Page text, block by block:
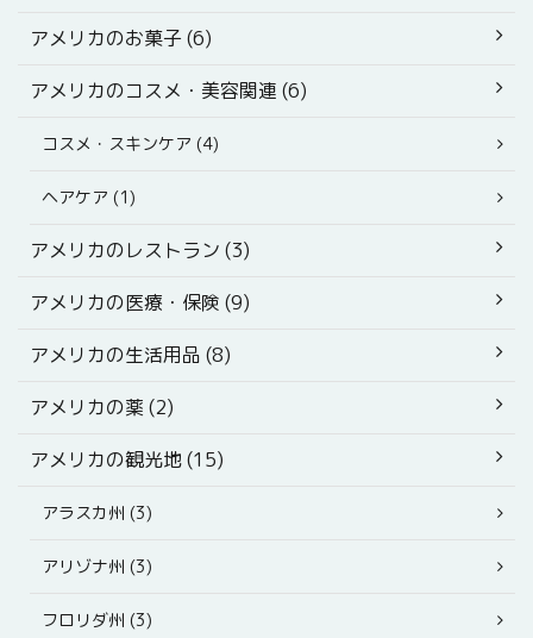
アメリカのお菓子 (6)
アメリカのコスメ・美容関連 (6)
コスメ・スキンケア (4)
ヘアケア (1)
アメリカのレストラン (3)
アメリカの医療・保険 (9)
アメリカの生活用品 (8)
アメリカの薬 (2)
アメリカの観光地 (15)
アラスカ州 (3)
アリゾナ州 (3)
フロリダ州 (3)